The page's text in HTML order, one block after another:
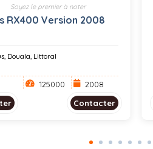
Soyez le premier à noter
RX400 Version 2008
Douala, Littoral
125000
2008
Contacter